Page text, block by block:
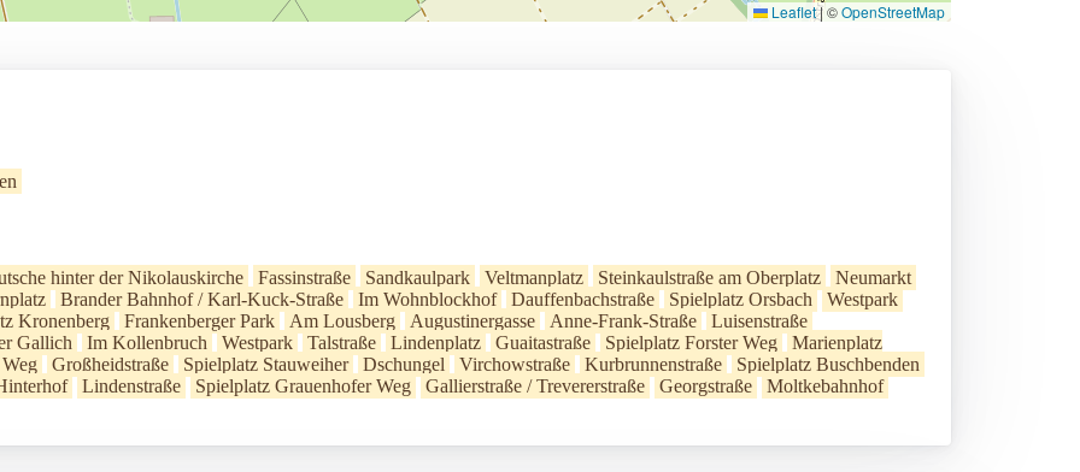
Leaflet|©OpenStreetMap
hinter der Nikolauskirche Fassinstraße Sandkaulpark Veltmanplatz Steinkaulstraße am Oberplatz
Neumarkt
Brander Bahnhof / Karl-Kuck-Straße Im Wohnblockhof Dauffenbachstraße Spielplatz Orsbach
Westpark
Kronenberg
Frankenberger Park Am Lousberg Augustinergasse Anne-Frank-Straße
Luisenstraße
Gallich
Im Kollenbruch Westpark Talstraße Lindenplatz Guaitastraße Spielplatz Forster Weg
Marienplatz
Großheidstraße Spielplatz Stauweiher Dschungel Virchowstraße Kurbrunnenstraße
Spielplatz Buschbenden
Lindenstraße Spielplatz Grauenhofer Weg Gallierstraße / Trevererstraße Georgstraße Moltkebahnhof